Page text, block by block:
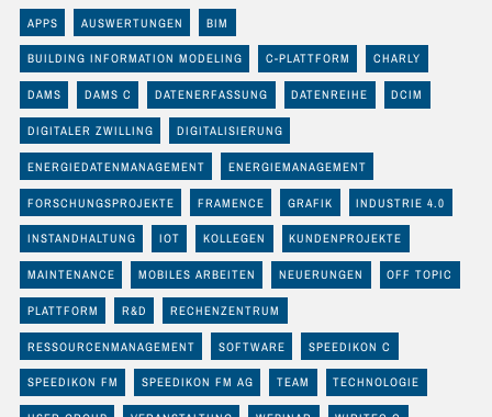
APPS AUSWERTUNGEN BIM
BUILDING INFORMATION MODELING C-PLATTFORM CHARLY
DAMS DAMS C DATENERFASSUNG DATENREIHE DCIM
DIGITALER ZWILLING DIGITALISIERUNG
ENERGIEDATENMANAGEMENT ENERGIEMANAGEMENT
FORSCHUNGSPROJEKTE FRAMENCE GRAFIK INDUSTRIE 4.0
INSTANDHALTUNG IOT KOLLEGEN KUNDENPROJEKTE
MAINTENANCE MOBILES ARBEITEN NEUERUNGEN OFF TOPIC
PLATTFORM R&D RECHENZENTRUM
RESSOURCENMANAGEMENT SOFTWARE SPEEDIKON C
SPEEDIKON FM SPEEDIKON FM AG TEAM TECHNOLOGIE